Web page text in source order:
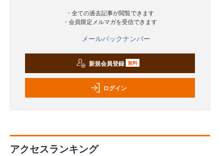
・全ての過去記事が閲覧できます
・会員限定メルマガを受信できます
メールバックナンバー
新規会員登録 無料
ログイン
アクセスランキング